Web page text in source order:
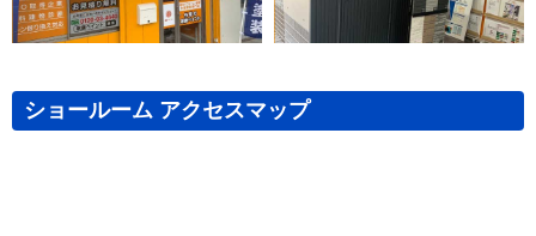
ショールーム アクセスマップ